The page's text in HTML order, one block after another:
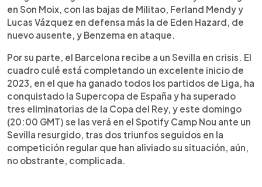
en Son Moix, con las bajas de Militao, Ferland Mendy y
Lucas Vázquez en defensa más la de Eden Hazard, de
nuevo ausente, y Benzema en ataque.
Por su parte, el Barcelona recibe a un Sevilla en crisis. El
cuadro culé está completando un excelente inicio de
2023, en el que ha ganado todos los partidos de Liga, ha
conquistado la Supercopa de España y ha superado
tres eliminatorias de la Copa del Rey, y este domingo
(20:00 GMT) se las verá en el Spotify Camp Nou ante un
Sevilla resurgido, tras dos triunfos seguidos en la
competición regular que han aliviado su situación, aún,
no obstrante, complicada.